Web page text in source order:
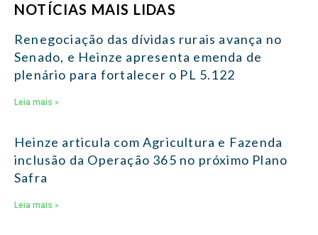
NOTÍCIAS MAIS LIDAS
Renegociação das dívidas rurais avança no
Senado, e Heinze apresenta emenda de
plenário para fortalecer o PL 5.122
Leia mais »
Heinze articula com Agricultura e Fazenda
inclusão da Operação 365 no próximo Plano
Safra
Leia mais »